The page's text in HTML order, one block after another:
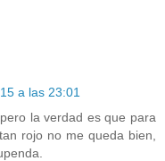
a las 23:01
la verdad es que para
rojo no me queda bien,